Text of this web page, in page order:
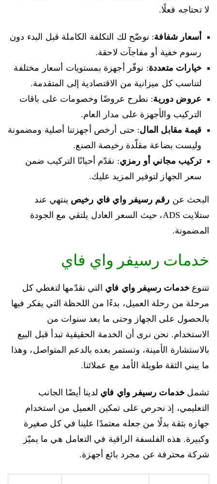
لا تحتاجه فعلًا.
أسعار شفافة: نوضّح لك التكلفة الكاملة قبل البدء دون
رسوم خفية أو مفاجآت لاحقة.
خيارات متعددة: نوفّر أجهزة بمستويات أسعار مختلفة
لتناسب كل ميزانية من الاقتصادية إلى المتقدمة.
عروض دورية: نطرح عروضًا وخصومات على باقات
التركيب والأجهزة على مدار العام.
قيمة مقابل المال: حتى أرخص أجهزتنا أصلية ومضمونة
وليست بضاعة مقلّدة رخيصة الصنع.
تركيب مجاني أو رمزي: نقدّم أحيانًا التركيب ضمن
سعر الجهاز لتوفير المزيد عليك.
البحث عن رقم رسيفر واي فاي رخيص ينتهي عند
ستلايت ADS، حيث السعر العادل يلتقي مع الجودة
المضمونة.
خدمات رسيفر واي فاي
تتنوع خدمات رسيفر واي فاي التي نقدّمها لتغطي كل
مرحلة من رحلة العميل، بدءًا من اللحظة التي يفكر فيها
بالحصول على الجهاز وحتى ما بعد سنوات من
الاستخدام. نحن نرى أن الخدمة الحقيقية تبدأ قبل البيع
بالاستشارة الأمينة، وتستمر بعده بالدعم المتواصل، وهذا
ما يبني الثقة طويلة الأمد مع عملائنا.
تشمل خدمات رسيفر واي فاي لدينا أيضًا الجانب
التعليمي، إذ نحرص على تمكين العميل من استخدام
جهازه بثقة بدلًا من جعله معتمدًا علينا في كل صغيرة
وكبيرة. هذه الفلسفة الراقية في التعامل هي ما يميّز
شركة محترفة عن مجرد بائع أجهزة.